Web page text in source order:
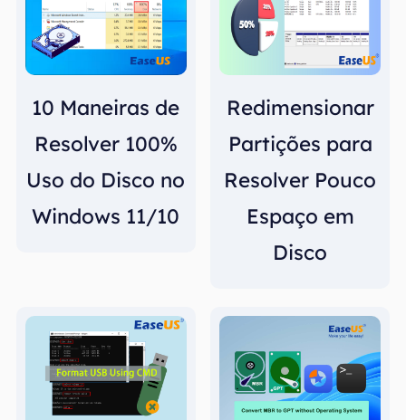
10 Maneiras de
Resolver 100%
Uso do Disco no
Windows 11/10
Redimensionar
Partições para
Resolver Pouco
Espaço em
Disco